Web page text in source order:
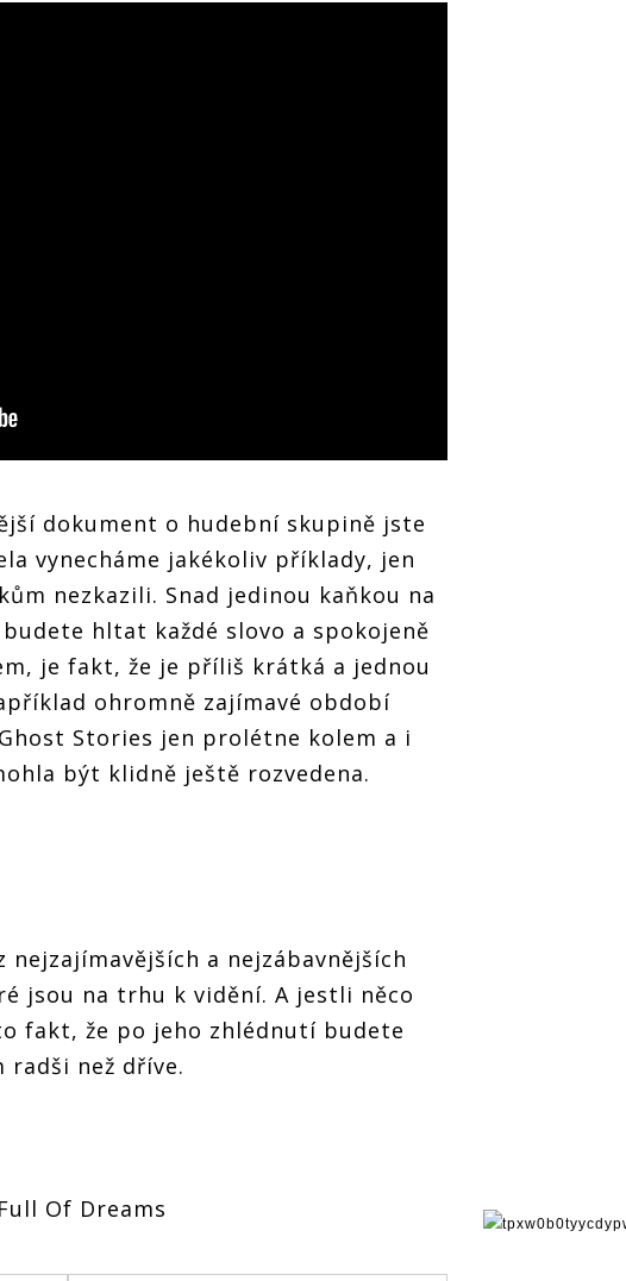
dokument o hudební skupině jste
vynecháme jakékoliv příklady, jen
nezkazili. Snad jedinou kaňkou na
hltat každé slovo a spokojeně
je fakt, že je příliš krátká a jednou
ohromně zajímavé období
Stories jen prolétne kolem a i
být klidně ještě rozvedena.
a nejzábavnějších
jsou na trhu k vidění. A jestli něco
fakt, že po jeho zhlédnutí budete
radši než dříve.
Of Dreams